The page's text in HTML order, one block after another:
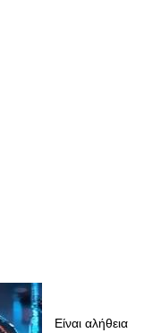
Είναι αλήθεια